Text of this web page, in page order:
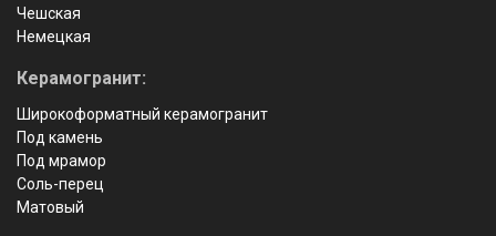
Чешская
Немецкая
Керамогранит:
Широкоформатный керамогранит
Под камень
Под мрамор
Соль-перец
Матовый